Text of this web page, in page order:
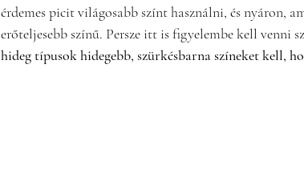
érdemes picit világosabb színt használni, és nyáron,
erőteljesebb színű. Persze itt is figyelembe kell venni
hideg típusok hidegebb, szürkésbarna színeket kell,